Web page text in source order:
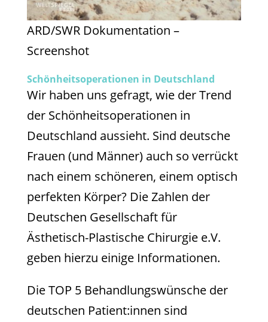
ARD/SWR Dokumentation –
Screenshot
Schönheitsoperationen in Deutschland
Wir haben uns gefragt, wie der Trend
der Schönheitsoperationen in
Deutschland aussieht. Sind deutsche
Frauen (und Männer) auch so verrückt
nach einem schöneren, einem optisch
perfekten Körper? Die Zahlen der
Deutschen Gesellschaft für
Ästhetisch-Plastische Chirurgie e.V.
geben hierzu einige Informationen.
Die TOP 5 Behandlungswünsche der
deutschen Patient:innen sind